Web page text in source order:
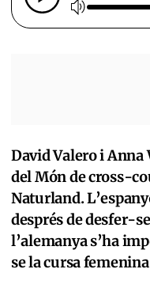
David Valero i Anna
del Món de cross-
Naturland.
després de desfer-
l’alemanya s’ha
se la cursa